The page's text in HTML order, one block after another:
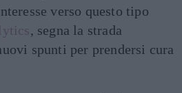
verso questo tipo
, segna la strada
spunti per prendersi cura